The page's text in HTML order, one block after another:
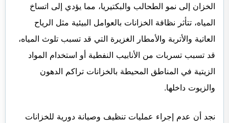
الخزان إلى نمو الطحالب والبكتيريا، مما يؤدي إلى اتساخ
المياه، تتأثر نظافة الخزانات بالعوامل البيئية مثل الرياح
العاتية والأتربة والأمطار الغزيرة التي قد تسبب تلوث المياه،
قد تسبب تسربات من الأنابيب النفطية أو استخدام المواد
الزيتية في المناطق المحيطة بالخزانات تراكم الدهون
والزيوت داخلها.
نجد أن عدم إجراء عمليات تنظيف وصيانة دورية للخزانات